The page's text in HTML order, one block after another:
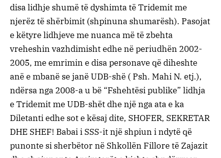
disa lidhje shumë të dyshimta të Tridemit me
njerëz të shërbimit (shpinuna shumarësh). Pasojat
e këtyre lidhjeve me nuanca më të zbehta
vreheshin vazhdimisht edhe në periudhën 2002-
2005, me emrimin e disa personave që diheshte
anë e mbanë se janë UDB-shë ( Psh. Mahi N. etj.),
ndërsa nga 2008-a u bë “Fshehtësi publike” lidhja
e Tridemit me UDB-shët dhe një nga ata e ka
Diletanti edhe sot e kësaj dite, SHOFER, SEKRETAR
DHE SHEF! Babai i SSS-it një shpiun i ndytë që
punonte si sherbëtor në Shkollën Fillore të Zajazit